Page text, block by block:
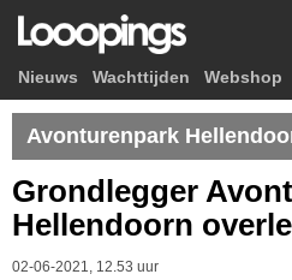
Nieuws Wachttijden Webshop
Avonturenpark
Grondlegger
Hellendoorn
02-06-2021, 12.53 uur